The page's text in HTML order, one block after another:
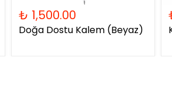
₺ 1,500.00
Doğa Dostu Kalem (Beyaz)